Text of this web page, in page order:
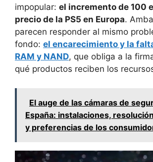
impopular: el incremento de 100
precio de la PS5 en Europa.
parecen responder al mismo
fondo: el encarecimiento y la
RAM y NAND, que obliga a la
qué productos reciben los
El auge de las cámaras de
España: instalaciones,
y preferencias de los